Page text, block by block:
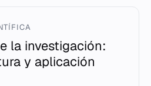
la investigación:
y aplicación